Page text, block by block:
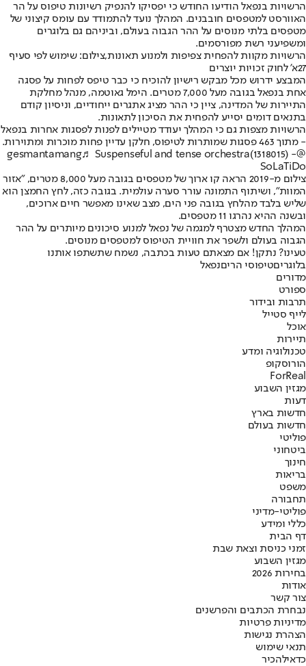
הרשויות בנפאל הודיעו החודש כי יפסיקו להנפיק רשיונות טיפוס על הר
האוורסט למטפסים חובבנים. המהלך נועד להתמודד עם עומס קיצוני של
מטפסים בלתי מנוסים על ההר הגבוה בעולם, וביניהם גם בלוגרים
ומשפיעני רשת מפורסמים.
הרשויות מקוות להפחית צפיפות ולמנוע תאונות,צילום: שימוש לפי סעיף
27א' לחוק זכויות יוצרים
המבצע ידרוש מכל מבקש רישיון להוכיח כי כבר טיפס לפחות על פסגה
אחת בנפאל בגובה מעל 7,000 מטרים. הימל גאוטמה, מנהל מחלקת
התיירות של המדינה, ציין כי ההר מציג אתגרים ייחודיים, וניסיון קודם
בתנאים דומים יסייע להפחית את הסיכון לתאונות.
הרשויות מצפות גם כי המהלך יעודד מטיילים לפנות לפסגות אחרות בנפאל
- מתוך 463 פסגות שמותרות לטיפוס, חלקן עדיין פחות מוכרות ומתוירות.
@gesmantamang
♬ Suspenseful and tense orchestra(1318015) -
SoLaTiDo
צילום מ-2019 הראה קו ארוך של מטפסים בגובה מעל 8,000 מטרים, "אזור
המוות", ושיתוף התמונה עורר סערה עולמית. בגובה כזה, לחץ החמצן הוא
שליש בלבד מהלחץ בגובה פני הים, מצב שאינו מאפשר חיים ארוכים,
ובשנה ההיא נהרגו 11 מטפסים.
המהלך החדש מצטרף למגמה של נפאל למנוע סיכונים מיותרים על ההר
הגבוה בעולם ולשפר את חוויית הטיפוס למטפסים מנוסים.
טעינו? נתקן! אם מצאתם טעות בכתבה, נשמח שתשתפו אותנו
בלוגריםטיפוסי הריםנפאל
מדורים
ספורט
תרבות ובידור
לייף סטייל
אוכל
תיירות
טכנולוגיה ומדע
הורוסקופ
ForReal
מגזין השבוע
דעות
חדשות בארץ
חדשות בעולם
פוליטי
ביטחוני
חינוך
בריאות
משפט
תחבורה
פוליטי-מדיני
כללי ומידע
דף הבית
זמני כניסת וצאת שבת
מגזין השבוע
בחירות 2026
אודות
צור קשר
נבחרת הכתבים והפרשנים
מדיניות פרטיות
הצהרת נגישות
תנאי שימוש
כדאילהכיר